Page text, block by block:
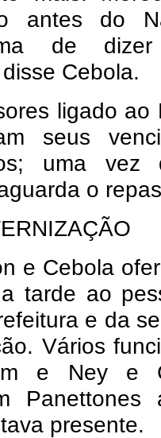
antes do
de dizer
Cebola.
ligado ao
seus
uma vez
o
e Cebola
tarde ao
e da
Vários
e Ney e
Panettones
presente.